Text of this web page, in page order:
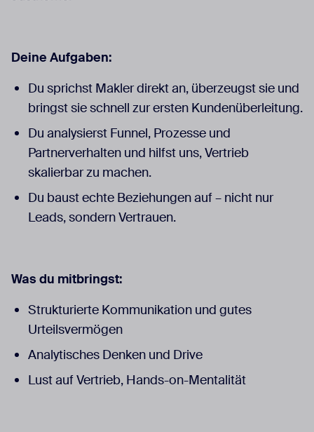
Deine Aufgaben:
Du sprichst Makler direkt an, überzeugst sie und
bringst sie schnell zur ersten Kundenüberleitung.
Du analysierst Funnel, Prozesse und
Partnerverhalten und hilfst uns, Vertrieb
skalierbar zu machen.
Du baust echte Beziehungen auf – nicht nur
Leads, sondern Vertrauen.
Was du mitbringst:
Strukturierte Kommunikation und gutes
Urteilsvermögen
Analytisches Denken und Drive
Lust auf Vertrieb, Hands-on-Mentalität